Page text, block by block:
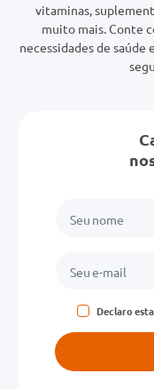
vitaminas,
muito mais. Conte
necessidades de saúde
Declaro